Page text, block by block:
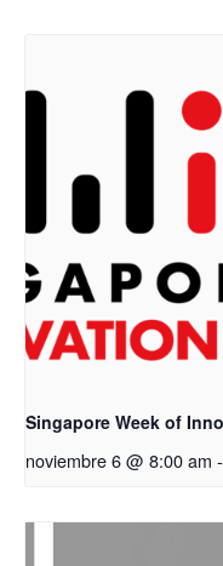
Singapore Week of
noviembre 6 @ 8:00 am -